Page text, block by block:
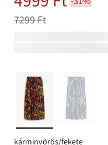
7299 Ft
kárminvörös/fekete